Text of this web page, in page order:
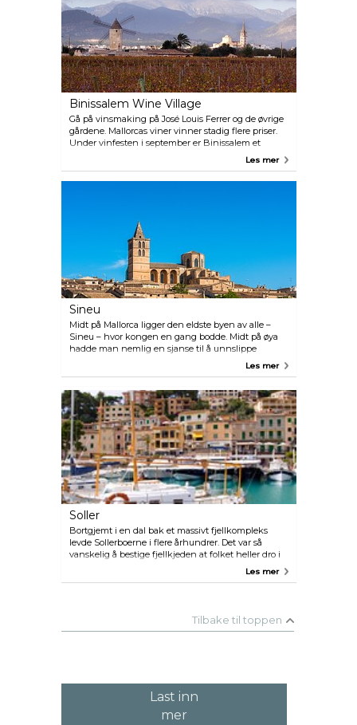
Binissalem Wine Village
Gå på vinsmaking på José Louis Ferrer og de øvrige
gårdene. Mallorcas viner vinner stadig flere priser.
Under vinfesten i september er Binissalem et
Les mer
Sineu
Midt på Mallorca ligger den eldste byen av alle –
Sineu – hvor kongen en gang bodde. Midt på øya
hadde man nemlig en sjanse til å unnslippe
dersom øya ble erobret av pirater. I mer enn 1000 år
ender, høner og svaner.
Les mer
Soller
Bortgjemt i en dal bak et massivt fjellkompleks
levde Sollerboerne i flere århundrer. Det var så
vanskelig å bestige fjellkjeden at folket heller dro i
båt til Palma. Og når de først var ute i båt, hvorfor
Sollerboerne få kontakt med sin egen øy. Det
praktfulle lille toget eksisterer fremdeles i dag.
Les mer
Tilbake til toppen
Last inn
mer